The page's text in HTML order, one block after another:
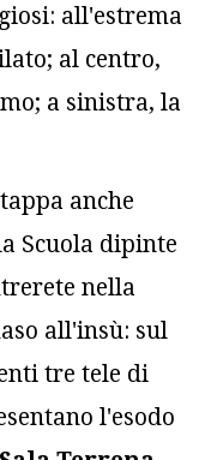
all'estrema
al centro,
a sinistra, la
anche
Scuola dipinte
nella
all'insù: sul
tre tele di
l'esodo